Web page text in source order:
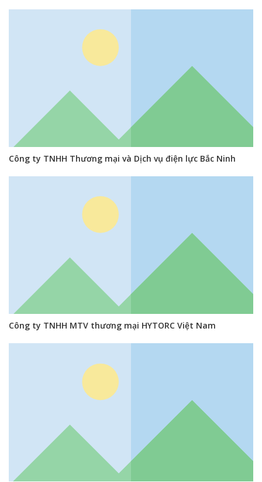
Công ty TNHH Thương mại và Dịch vụ điện lực Bắc Ninh
Công ty TNHH MTV thương mại HYTORC Việt Nam